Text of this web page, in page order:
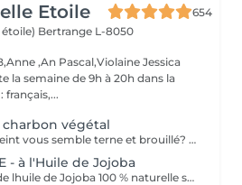
Etoile
654
étoile) Bertrange L-8050
,An Pascal,Violaine Jessica
la semaine de 9h à 20h dans la
Langue : français,...
charbon végétal
Fait peau neuve!! Votre teint vous semble terne et brouillé? vous ressentez le besoin de nettoyer votre peau ?.Ce soin nettoyant s'adresse à vous. Il permettra de traiter votre peau sans la décaper. Purifié et detoxifiie votre visage retrouve un teint unifié, frais et lumineux. Une vraie bouffée d'oxygène pour votre peau !! Idéal pour les peaux mixtes à Grasses
- à l'Huile de Jojoba
Découvrez la sensation de lhuile de Jojoba 100 % naturelle sur votre peau. Nourrie, votre peau retrouve tout son confort. Libéré de ses tensions grâce aux mains habiles de notre esthéticienne, votre visage est détendu. Bénéfices : Nourrie, votre peau retrouve tout son confort.